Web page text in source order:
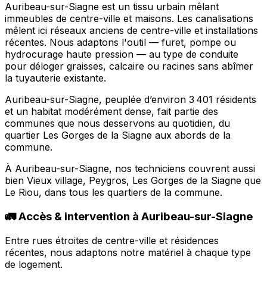
Auribeau-sur-Siagne est un tissu urbain mêlant
immeubles de centre-ville et maisons. Les canalisations
mêlent ici réseaux anciens de centre-ville et installations
récentes. Nous adaptons l'outil — furet, pompe ou
hydrocurage haute pression — au type de conduite
pour déloger graisses, calcaire ou racines sans abîmer
la tuyauterie existante.
Auribeau-sur-Siagne, peuplée d’environ 3 401 résidents
et un habitat modérément dense, fait partie des
communes que nous desservons au quotidien, du
quartier Les Gorges de la Siagne aux abords de la
commune.
À Auribeau-sur-Siagne, nos techniciens couvrent aussi
bien Vieux village, Peygros, Les Gorges de la Siagne que
Le Riou, dans tous les quartiers de la commune.
🚛 Accès & intervention à Auribeau-sur-Siagne
Entre rues étroites de centre-ville et résidences
récentes, nous adaptons notre matériel à chaque type
de logement.